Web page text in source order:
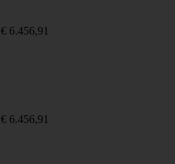
€ 6.456,91
€ 6.456,91